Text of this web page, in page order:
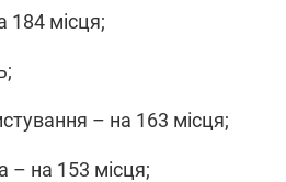
184 місця;
– на 163 місця;
– на 153 місця;